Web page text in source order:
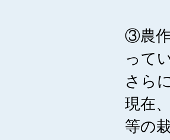
③農作
って
さら
現在
等の